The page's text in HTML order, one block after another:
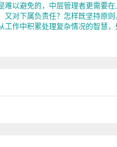
以避免的，中层管理者更需要在
又对下属负责任？怎样既坚持原
工作中积累处理复杂情况的智慧，